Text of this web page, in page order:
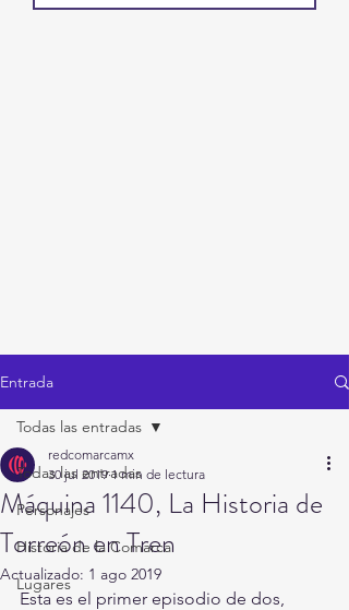
Entrada
Todas las entradas
Personajes
Historia de la Comarca
Lugares
Todas las entradas
Máquina 1140, La Historia de
Torreón en Tren
redcomarcamx
30 jul 2019 1 min de lectura
Actualizado: 1 ago 2019
Esta es el primer episodio de dos,